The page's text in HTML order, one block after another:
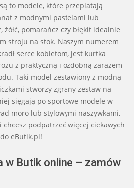
to modele, które przeplatają
z modnymi pastelami lub
żółć, pomarańcz czy błękit idealnie
stroju na stok. Naszym numerem
serce kobietom, jest kurtka
z praktyczną i ozdobną zarazem
Taki model zestawiony z modną
stworzy zgrany zestaw na
sięgają po sportowe modele w
moro lub stylowymi naszywkami,
chcesz podpatrzeć więcej ciekawych
eButik.pl!
w Butik online – zamów